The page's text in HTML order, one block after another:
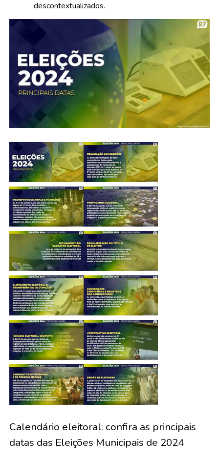
descontextualizados.
Calendário eleitoral: confira as principais
datas das Eleições Municipais de 2024